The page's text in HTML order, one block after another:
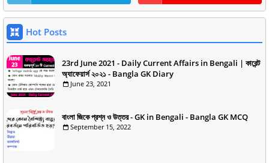
Hot Posts
23rd June 2021 - Daily Current Affairs in Bengali | কারেন্ট
অ্যাফেয়ার্স ২০২১ - Bangla GK Diary
June 23, 2021
বাংলা জিকে প্রশ্ন ও উত্তর - GK in Bengali - Bangla GK MCQ
September 15, 2022